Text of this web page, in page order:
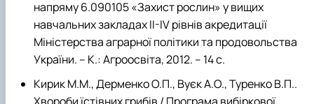
напряму 6.090105 «Захист рослин» у вищих
навчальних закладах ІІ-ІV рівнів акредитації
Міністерства аграрної політики та продовольства
України. – К.: Агроосвіта, 2012. – 14 с.
Кирик М.М., Дерменко О.П., Вуєк А.О., Туренко В.П..